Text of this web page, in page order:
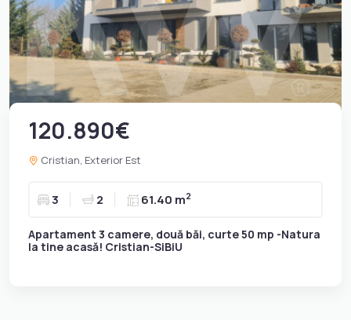
120.890€
Cristian, Exterior Est
3 2 61.40 m2
Apartament 3 camere, două băi, curte 50 mp -Natura
la tine acasă! Cristian-SiBiU